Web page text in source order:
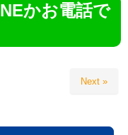
かお電話で
Next »